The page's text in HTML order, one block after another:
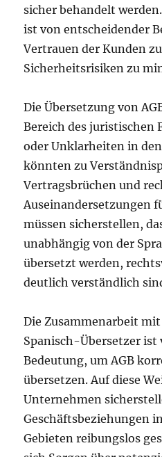
sicher behandelt
ist von entscheidender
Vertrauen der Kunden
Sicherheitsrisiken zu
Die Übersetzung von
Bereich des juristischen
oder Unklarheiten in
könnten zu
Vertragsbrüchen und
Auseinandersetzungen
müssen sicherstellen,
unabhängig von der
übersetzt werden,
deutlich verständlich
Die Zusammenarbeit
Spanisch-Übersetzer ist
Bedeutung, um AGB
übersetzen. Auf diese
Unternehmen
Geschäftsbeziehungen
Gebieten reibungslos